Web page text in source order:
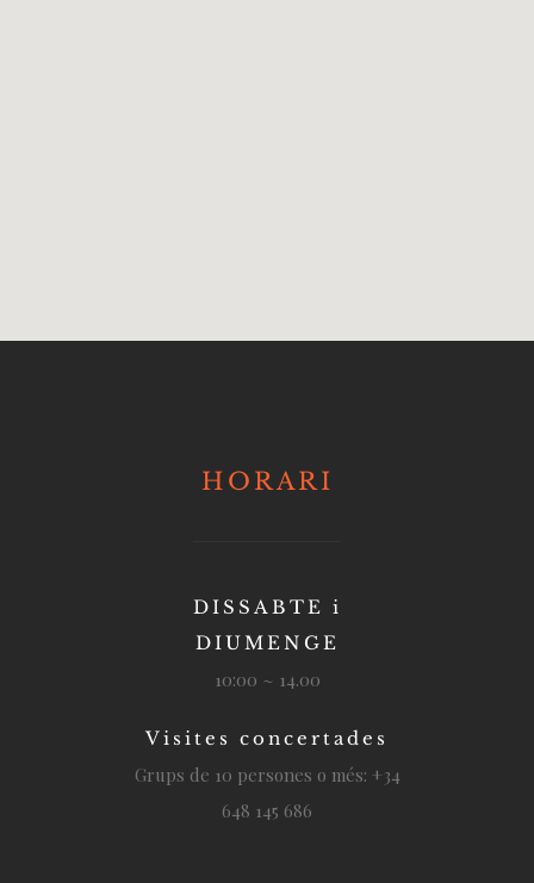
HORARI
DISSABTE i
DIUMENGE
10:00 ~ 14.00
Visites concertades
Grups de 10 persones o més: +34
648 145 686